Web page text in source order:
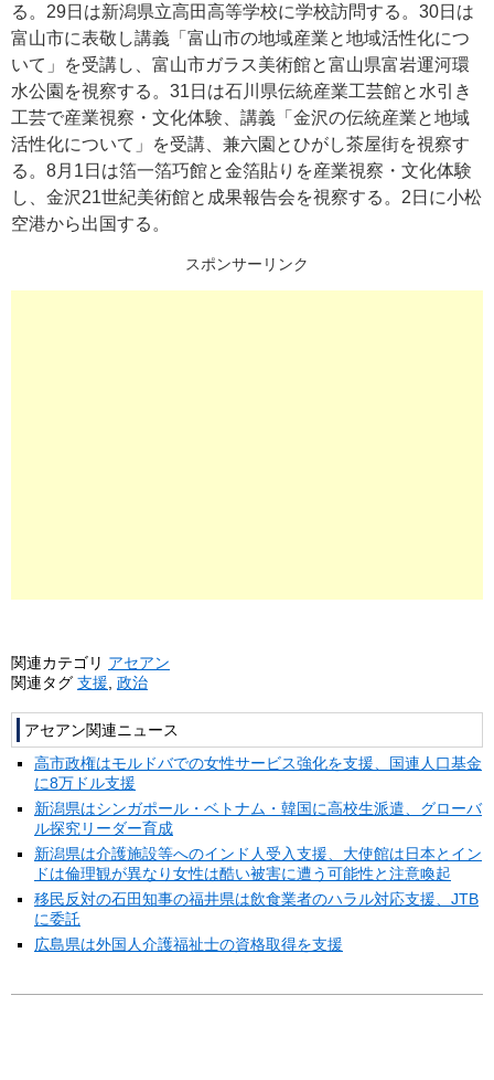
る。29日は新潟県立高田高等学校に学校訪問する。30日は
富山市に表敬し講義「富山市の地域産業と地域活性化につ
いて」を受講し、富山市ガラス美術館と富山県富岩運河環
水公園を視察する。31日は石川県伝統産業工芸館と水引き
工芸で産業視察・文化体験、講義「金沢の伝統産業と地域
活性化について」を受講、兼六園とひがし茶屋街を視察す
る。8月1日は箔一箔巧館と金箔貼りを産業視察・文化体験
し、金沢21世紀美術館と成果報告会を視察する。2日に小松
空港から出国する。
スポンサーリンク
関連カテゴリ アセアン
関連タグ 支援 政治
アセアン関連ニュース
高市政権はモルドバでの女性サービス強化を支援、国連人口基金
に8万ドル支援
新潟県はシンガポール・ベトナム・韓国に高校生派遣、グローバ
ル探究リーダー育成
新潟県は介護施設等へのインド人受入支援、大使館は日本とイン
ドは倫理観が異なり女性は酷い被害に遭う可能性と注意喚起
移民反対の石田知事の福井県は飲食業者のハラル対応支援、JTB
に委託
広島県は外国人介護福祉士の資格取得を支援